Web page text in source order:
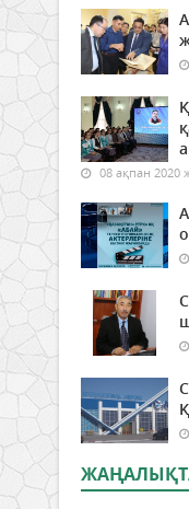
08 ақпан 2020